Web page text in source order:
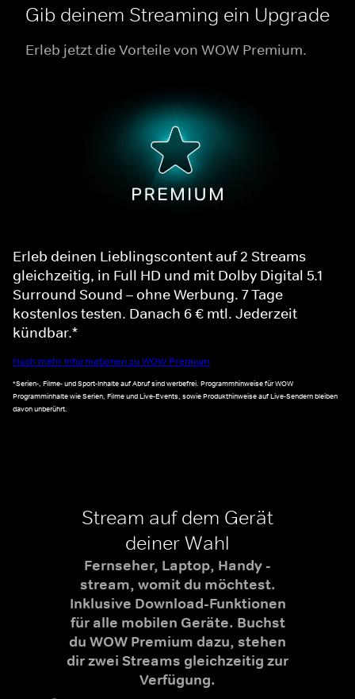
Gib deinem Streaming ein Upgrade
Erleb jetzt die Vorteile von WOW Premium.
Erleb deinen Lieblingscontent auf 2 Streams
gleichzeitig, in Full HD und mit Dolby Digital 5.1
Surround Sound – ohne Werbung. 7 Tage
kostenlos testen. Danach 6 € mtl. Jederzeit
kündbar.*
Noch mehr Informationen zu WOW Premium
*Serien-, Filme- und Sport-Inhalte auf Abruf sind werbefrei. Programmhinweise für WOW
Programminhalte wie Serien, Filme und Live-Events, sowie Produkthinweise auf Live-Sendern bleiben
davon unberührt.
Stream auf dem Gerät
deiner Wahl
Fernseher, Laptop, Handy -
stream, womit du möchtest.
Inklusive Download-Funktionen
für alle mobilen Geräte. Buchst
du WOW Premium dazu, stehen
dir zwei Streams gleichzeitig zur
Verfügung.